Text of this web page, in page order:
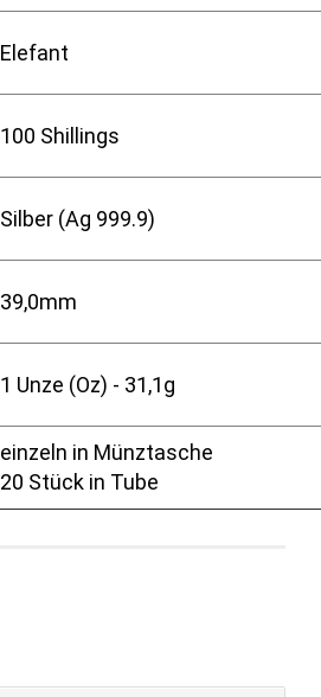
Elefant
100 Shillings
Silber (Ag 999.9)
39,0mm
1 Unze (Oz) - 31,1g
einzeln in Münztasche
20 Stück in Tube